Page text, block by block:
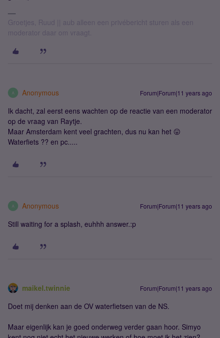
Groetjes, Ruud || aub alleen een privébericht sturen als een
moderator daar om vraagt.
A Anonymous Forum|Forum|11 years ago
Ik dacht, zal eerst eens wachten op de reactie van een moderator
op de vraag van Raytje.
Maar Amsterdam kent veel grachten, dus nu kan het 😛
Waterfiets ?? en pc.....
A Anonymous Forum|Forum|11 years ago
Still waiting for a splash, euhhh answer.:p
maikel.twinnie Forum|Forum|11 years ago
Doet mij denken aan de OV waterfietsen van de NS.
Maar eigenlijk kan je goed onderweg verder gaan hoor. Simyo